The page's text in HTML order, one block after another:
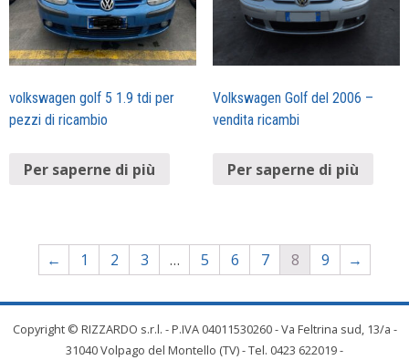
volkswagen golf 5 1.9 tdi per
pezzi di ricambio
Per saperne di più
Volkswagen Golf del 2006 –
vendita ricambi
Per saperne di più
← 1 2 3 … 5 6 7 8 9 →
Copyright © RIZZARDO s.r.l. - P.IVA 04011530260 - Va Feltrina sud, 13/a -
31040 Volpago del Montello (TV) - Tel. 0423 622019 -